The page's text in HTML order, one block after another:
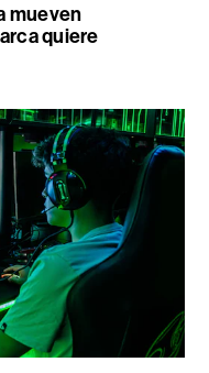
mueven
quiere